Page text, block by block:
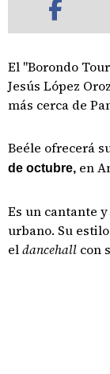
El "Borondo
Jesús López
más cerca de
Beéle ofrecerá
de octubre, en
Es un cantante
urbano. Su
eldancehall con